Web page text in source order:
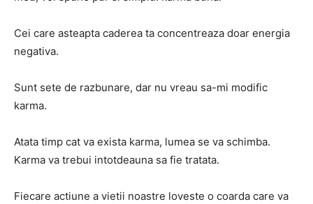
Cei care asteapta caderea ta concentreaza doar energia
negativa.
Sunt sete de razbunare, dar nu vreau sa-mi modific
karma.
Atata timp cat va exista karma, lumea se va schimba.
Karma va trebui intotdeauna sa fie tratata.
Fiecare actiune a vietii noastre loveste o coarda care va